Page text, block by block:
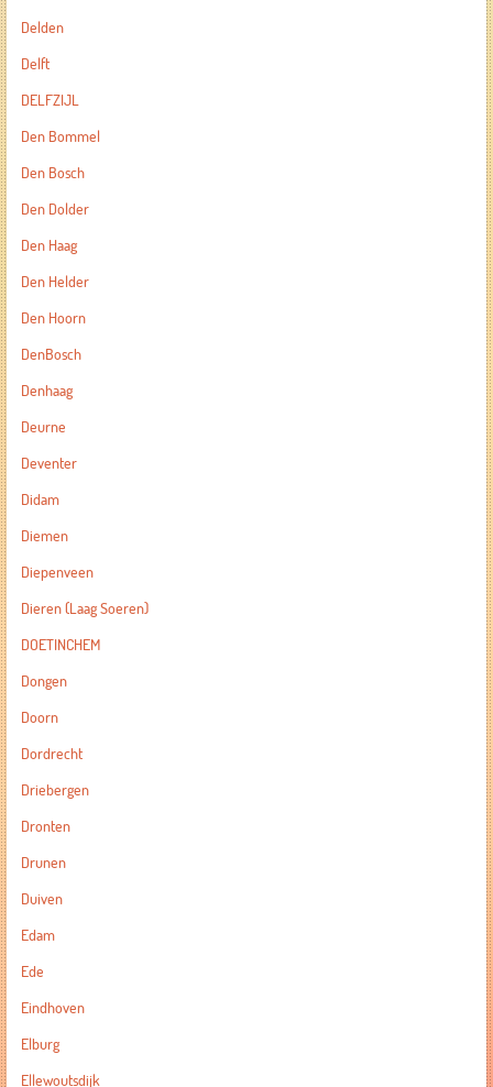
Delden
Delft
DELFZIJL
Den Bommel
Den Bosch
Den Dolder
Den Haag
Den Helder
Den Hoorn
DenBosch
Denhaag
Deurne
Deventer
Didam
Diemen
Diepenveen
Dieren (Laag Soeren)
DOETINCHEM
Dongen
Doorn
Dordrecht
Driebergen
Dronten
Drunen
Duiven
Edam
Ede
Eindhoven
Elburg
Ellewoutsdijk